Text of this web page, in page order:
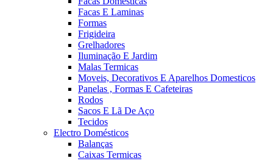
Facas E Laminas
Formas
Frigideira
Grelhadores
Iluminação E Jardim
Malas Termicas
Moveis, Decorativos E Aparelhos Domesticos
Panelas , Formas E Cafeteiras
Rodos
Sacos E Lã De Aço
Tecidos
Electro Domésticos
Balanças
Caixas Termicas